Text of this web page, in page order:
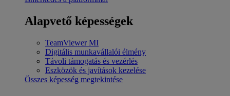
Alapvető képességek
TeamViewer MI
Digitális munkavállalói élmény
Távoli támogatás és vezérlés
Eszközök és javítások kezelése
Összes képesség megtekintése